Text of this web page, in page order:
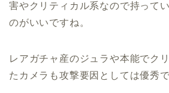
害やクリティカル系なので持って
のがいいですね。
レアガチャ産のジュラや本能でク
たカメラも攻撃要因としては優秀で